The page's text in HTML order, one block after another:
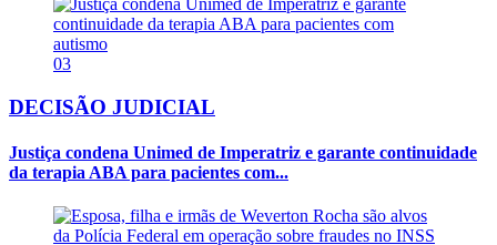
03
DECISÃO JUDICIAL
Justiça condena Unimed de Imperatriz e garante continuidade
da terapia ABA para pacientes com...